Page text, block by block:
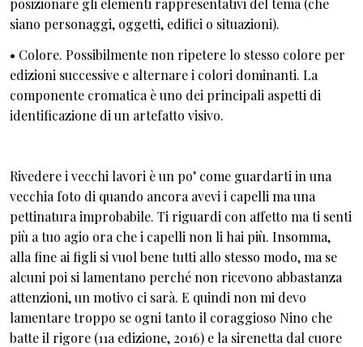
posizionare gli elementi rappresentativi del tema (che
siano personaggi, oggetti, edifici o situazioni).
• Colore. Possibilmente non ripetere lo stesso colore per
edizioni successive e alternare i colori dominanti. La
componente cromatica è uno dei principali aspetti di
identificazione di un artefatto visivo.
Rivedere i vecchi lavori è un po’ come guardarti in una
vecchia foto di quando ancora avevi i capelli ma una
pettinatura improbabile. Ti riguardi con affetto ma ti senti
più a tuo agio ora che i capelli non li hai più. Insomma,
alla fine ai figli si vuol bene tutti allo stesso modo, ma se
alcuni poi si lamentano perché non ricevono abbastanza
attenzioni, un motivo ci sarà. E quindi non mi devo
lamentare troppo se ogni tanto il coraggioso Nino che
batte il rigore (11a edizione, 2016) e la sirenetta dal cuore